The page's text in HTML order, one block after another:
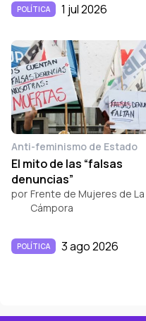
POLÍTICA 1 jul 2026
Anti-feminismo de Estado
El mito de las “falsas
denuncias”
por Frente de Mujeres de La
Cámpora
POLÍTICA 3 ago 2026